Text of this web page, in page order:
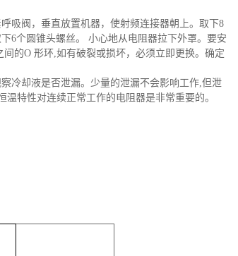
吸阀，垂直放置机器，使射频连接器朝上。取下8
6个圆锥头螺丝。 小心地从电阻器拉下外罩。要安
的O 形环,如有破裂或损坏，必须立即更换。确定
冷却液是否泄漏。少量的泄漏不会影响工作,但泄
特性对连续正常工作的电阻器是非常重要的。